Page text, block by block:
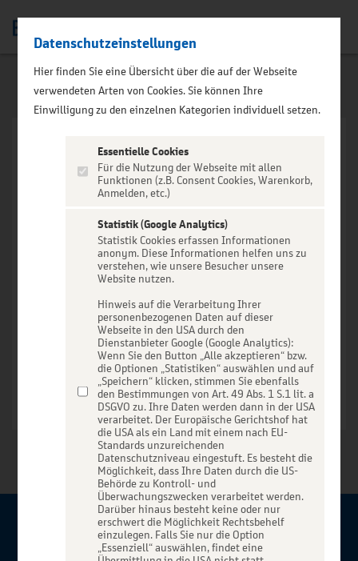
VERANSTALTUNG NICHT
GEFUNDEN
Zur Startseite
Über BBBank-Entertain
Datenschutzeinstellungen
Hier finden Sie eine Übersicht über die auf der Webseite
verwendeten Arten von Cookies. Sie können Ihre
Einwilligung zu den einzelnen Kategorien individuell setzen.
Essentielle Cookies
Für die Nutzung der Webseite mit allen
Funktionen (z.B. Consent Cookies, Warenkorb,
Anmelden, etc.)
Statistik (Google Analytics)
Statistik Cookies erfassen Informationen
anonym. Diese Informationen helfen uns zu
verstehen, wie unsere Besucher unsere
Website nutzen.
Hinweis auf die Verarbeitung Ihrer
personenbezogenen Daten auf dieser
Webseite in den USA durch den
Dienstanbieter Google (Google Analytics):
Wenn Sie den Button „Alle akzeptieren“ bzw.
die Optionen „Statistiken“ auswählen und auf
„Speichern“ klicken, stimmen Sie ebenfalls
den Bestimmungen von Art. 49 Abs. 1 S.1 lit. a
DSGVO zu. Ihre Daten werden dann in der USA
verarbeitet. Der Europäische Gerichtshof hat
die USA als ein Land mit einem nach EU-
Standards unzureichenden
Datenschutzniveau eingestuft. Es besteht die
Möglichkeit, dass Ihre Daten durch die US-
Behörde zu Kontroll- und
Überwachungszwecken verarbeitet werden.
Darüber hinaus besteht keine oder nur
erschwert die Möglichkeit Rechtsbehelf
einzulegen. Falls Sie nur die Option
„Essenziell“ auswählen, findet eine